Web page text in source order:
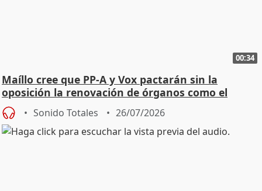
00:34
Maíllo cree que PP-A y Vox pactarán sin la
oposición la renovación de órganos como el
Defensor
Sonido Totales 26/07/2026